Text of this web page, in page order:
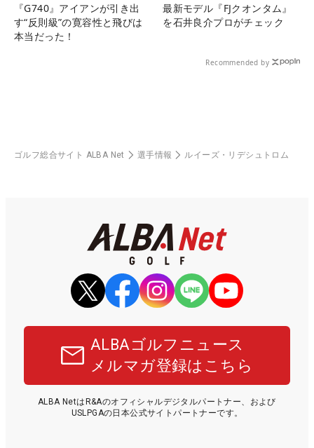
『G740』アイアンが引き出
す“反則級”の寛容性と飛びは
本当だった！
最新モデル『FJクオンタム』
を石井良介プロがチェック
Recommended by
ゴルフ総合サイト ALBA Net 選手情報 ルイーズ・リデシュトロム
ALBAゴルフニュース
メルマガ登録はこちら
ALBA NetはR&Aのオフィシャルデジタルパートナー、および
USLPGAの日本公式サイトパートナーです。